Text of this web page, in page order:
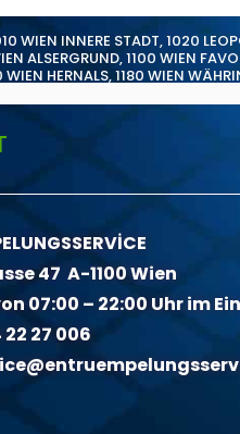
WIEN INNERE STADT,1020
ALSERGRUND,1100 WIEN
WIEN HERNALS,1180 WIEN
47 A-1100 Wien
07:00 – 22:00 Uhr im
27 006